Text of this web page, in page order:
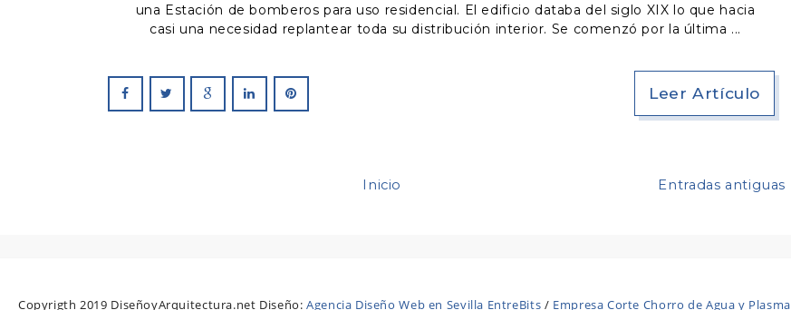
una Estación de bomberos para uso residencial. El edificio databa del siglo XIX lo que hacia
casi una necesidad replantear toda su distribución interior. Se comenzó por la última
Leer Artículo
Entradas antiguas
Inicio
Copyrigth 2019 DiseñoyArquitectura.net Diseño:Agencia Diseño Web en Sevilla EntreBits / Empresa Corte Chorro de Agua y Plasma